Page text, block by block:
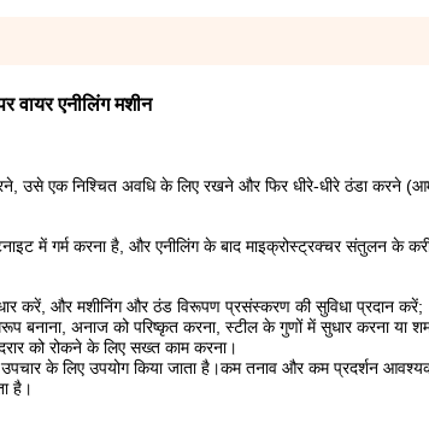
वायर एनीलिंग मशीन
उसे एक निश्चित अवधि के लिए रखने और फिर धीरे-धीरे ठंडा करने
में गर्म करना है, और एनीलिंग के बाद माइक्रोस्ट्रक्चर संतुलन के
करें, और मशीनिंग और ठंड विरूपण प्रसंस्करण की सुविधा प्रदान करें;
बनाना, अनाज को परिष्कृत करना, स्टील के गुणों में सुधार करना या
को रोकने के लिए सख्त काम करना।
उपचार के लिए उपयोग किया जाता है।कम तनाव और कम प्रदर्शन
है।